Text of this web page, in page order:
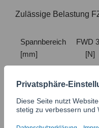
Zulässige Belastung
Spannbereich
[mm]
FWD
[N]
38 - 56 220
57 - 80 380